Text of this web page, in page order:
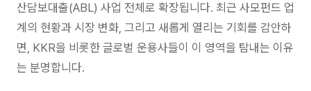
산담보대출(ABL) 사업 전체로 확장됩니다. 최근 사모펀드 업
계의 현황과 시장 변화, 그리고 새롭게 열리는 기회를 감안하
면, KKR을 비롯한 글로벌 운용사들이 이 영역을 탐내는 이유
는 분명합니다.